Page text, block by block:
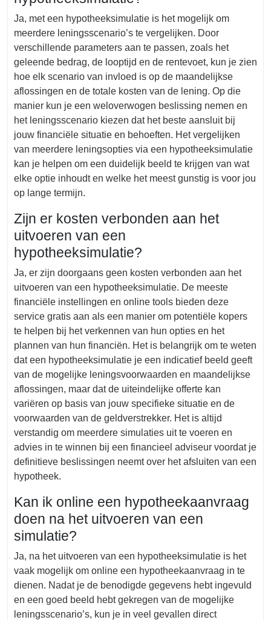
Ja, met een hypotheeksimulatie is het mogelijk om
meerdere leningsscenario’s te vergelijken. Door
verschillende parameters aan te passen, zoals het
geleende bedrag, de looptijd en de rentevoet, kun je zien
hoe elk scenario van invloed is op de maandelijkse
aflossingen en de totale kosten van de lening. Op die
manier kun je een weloverwogen beslissing nemen en
het leningsscenario kiezen dat het beste aansluit bij
jouw financiële situatie en behoeften. Het vergelijken
van meerdere leningsopties via een hypotheeksimulatie
kan je helpen om een duidelijk beeld te krijgen van wat
elke optie inhoudt en welke het meest gunstig is voor jou
op lange termijn.
Zijn er kosten verbonden aan het
uitvoeren van een
hypotheeksimulatie?
Ja, er zijn doorgaans geen kosten verbonden aan het
uitvoeren van een hypotheeksimulatie. De meeste
financiële instellingen en online tools bieden deze
service gratis aan als een manier om potentiële kopers
te helpen bij het verkennen van hun opties en het
plannen van hun financiën. Het is belangrijk om te weten
dat een hypotheeksimulatie je een indicatief beeld geeft
van de mogelijke leningsvoorwaarden en maandelijkse
aflossingen, maar dat de uiteindelijke offerte kan
variëren op basis van jouw specifieke situatie en de
voorwaarden van de geldverstrekker. Het is altijd
verstandig om meerdere simulaties uit te voeren en
advies in te winnen bij een financieel adviseur voordat je
definitieve beslissingen neemt over het afsluiten van een
hypotheek.
Kan ik online een hypotheekaanvraag
doen na het uitvoeren van een
simulatie?
Ja, na het uitvoeren van een hypotheeksimulatie is het
vaak mogelijk om online een hypotheekaanvraag in te
dienen. Nadat je de benodigde gegevens hebt ingevuld
en een goed beeld hebt gekregen van de mogelijke
leningsscenario’s, kun je in veel gevallen direct